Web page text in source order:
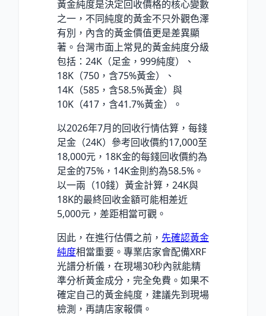
黃金純度是決定回收價格的核心變數
之一，不同純度的黃金不只外觀色澤
有別，內含的黃金價值更是差異顯
著。台灣市面上常見的黃金純度分級
包括：24K（足金，999純度）、
18K（750，含75%黃金）、
14K（585，含58.5%黃金）與
10K（417，含41.7%黃金）。
以2026年7月的回收行情估算，每錢
足金（24K）參考回收價約17,000至
18,000元，18K金的每錢回收價約為
足金的75%，14K金則約為58.5%。
以一兩（10錢）黃金計算，24K與
18K的最終回收金額可能相差近
5,000元，差距相當可觀。
因此，在進行估價之前， 先確認黃金
純度相當重要。專業店家會配備XRF
光譜分析儀，在現場30秒內就能精
準分析黃金成分，完全免費。如果不
確定自己的黃金純度，建議先到現場
檢測，再請店家報價。